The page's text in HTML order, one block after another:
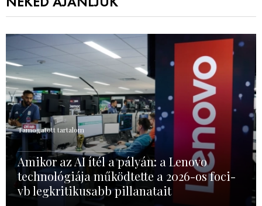
Támogatott tartalom
Amikor az AI ítél a pályán: a Lenovo
technológiája működtette a 2026-os foci-
vb legkritikusabb pillanatait